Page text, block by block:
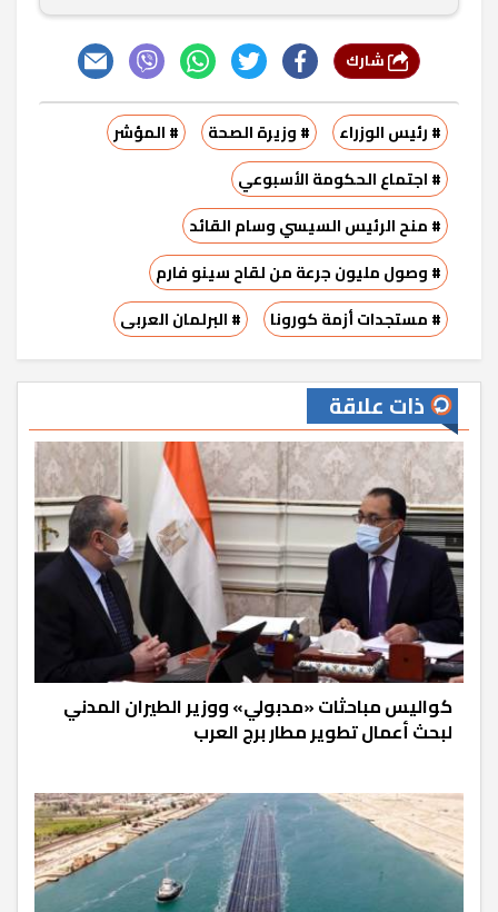
# رئيس الوزراء # وزيرة الصحة
# المؤشر
# اجتماع الحكومة الأسبوعي
# منح الرئيس السيسي وسام القائد
# وصول مليون جرعة من لقاح سينو فارم
# مستجدات أزمة كورونا
# البرلمان العربى
ذات علاقة
كواليس مباحثات «مدبولي» ووزير الطيران المدني
لبحث أعمال تطوير مطار برج العرب